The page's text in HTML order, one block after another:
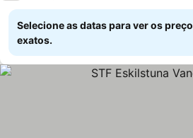
Selecione as datas para ver os
exatos.